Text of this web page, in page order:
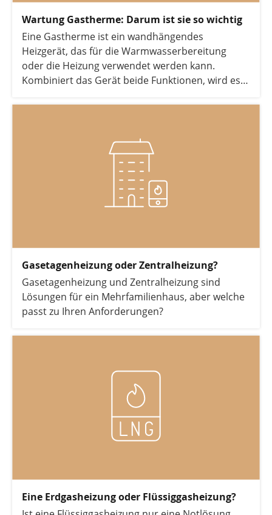
Wartung Gastherme: Darum ist sie so wichtig
Eine Gastherme ist ein wandhängendes
Heizgerät, das für die Warmwasserbereitung
oder die Heizung verwendet werden kann.
Kombiniert das Gerät beide Funktionen, wird es
regelmäßig gewartet werden. In diesem Artikel
erfahren Sie alles, was Sie über die Wartung einer
Gastherme wissen müssen.
Gasetagenheizung oder Zentralheizung?
Gasetagenheizung und Zentralheizung sind
Lösungen für ein Mehrfamilienhaus, aber welche
passt zu Ihren Anforderungen?
Eine Erdgasheizung oder Flüssiggasheizung?